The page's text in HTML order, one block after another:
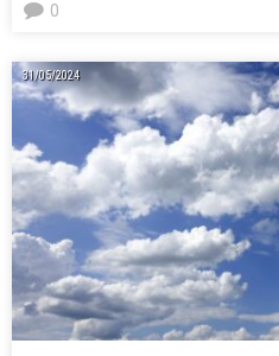
0
31/05/2024